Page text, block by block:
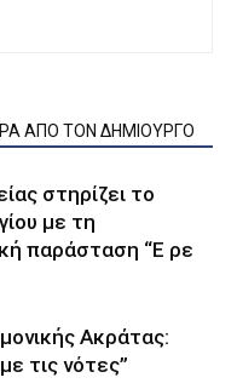
ΑΠΟ ΤΟΝ ΔΗΜΙΟΥΡΓΟ
στηρίζει το
με τη
παράσταση “Ε ρε
Ακράτας:
τις νότες”